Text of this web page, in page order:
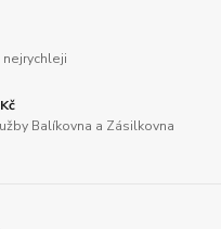
Balíkovna a Zásilkovna